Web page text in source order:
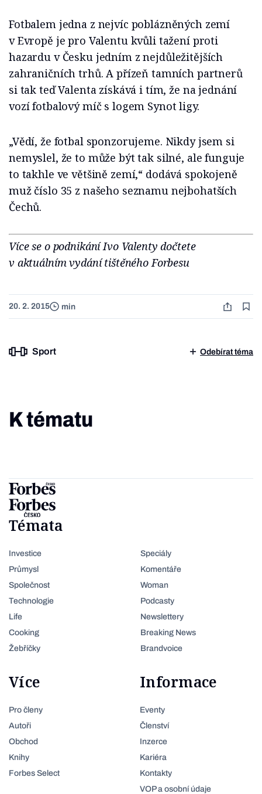
Fotbalem jedna z nejvíc poblázněných zemí
v Evropě je pro Valentu kvůli tažení proti
hazardu v Česku jedním z nejdůležitějších
zahraničních trhů. A přízeň tamních partnerů
si tak teď Valenta získává i tím, že na jednání
vozí fotbalový míč s logem Synot ligy.
„Vědí, že fotbal sponzorujeme. Nikdy jsem si
nemyslel, že to může být tak silné, ale funguje
to takhle ve většině zemí,“ dodává spokojeně
muž číslo 35 z našeho seznamu nejbohatších
Čechů.
Více se o podnikání Ivo Valenty dočtete
v aktuálním vydání tištěného Forbesu
20. 2. 2015 min
Sport Odebírat téma
K tématu
Témata
Investice
Průmysl
Společnost
Technologie
Life
Cooking
Žebříčky
Speciály
Komentáře
Woman
Podcasty
Newslettery
Breaking News
Brandvoice
Více
Pro členy
Autoři
Obchod
Knihy
Forbes Select
Informace
Eventy
Členství
Inzerce
Kariéra
Kontakty
VOP a osobní údaje